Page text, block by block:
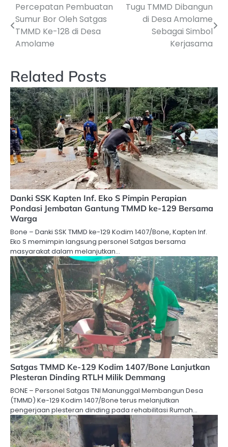
Navigasi
pos
Percepatan Pembuatan
Sumur Bor Oleh Satgas
TMMD Ke-128 di Desa
Amolame
Tugu TMMD Dibangun
di Desa Amolame
Sebagai Simbol
Kerjasama
Related Posts
Danki SSK Kapten Inf. Eko S Pimpin Perapian
Pondasi Jembatan Gantung TMMD ke-129 Bersama
Warga
Bone – Danki SSK TMMD ke-129 Kodim 1407/Bone, Kapten Inf.
Eko S memimpin langsung personel Satgas bersama
masyarakat dalam melanjutkan…
Satgas TMMD Ke-129 Kodim 1407/Bone Lanjutkan
Plesteran Dinding RTLH Milik Demmang
BONE – Personel Satgas TNI Manunggal Membangun Desa
(TMMD) Ke-129 Kodim 1407/Bone terus melanjutkan
pengerjaan plesteran dinding pada rehabilitasi Rumah…